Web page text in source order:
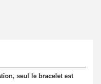
seul le bracelet est